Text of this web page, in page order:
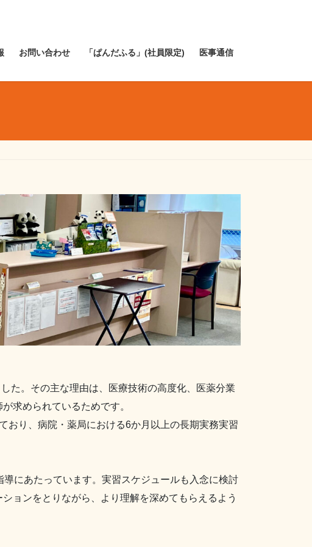
お問い合わせ 「ぱんだふる」(社員限定) 医事通信
た。その主な理由は、医療技術の高度化、医薬分業
求められているためです。
おり、病院・薬局における6か月以上の長期実務実習
にあたっています。実習スケジュールも入念に検討
ョンをとりながら、より理解を深めてもらえるよう